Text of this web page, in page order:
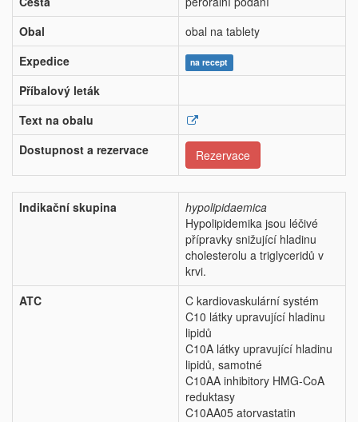
Obal
obal na tablety
Expedice
na recept
Příbalový leták
Text na obalu
Dostupnost a rezervace
Rezervace
Indikační skupina
hypolipidaemica
Hypolipidemika jsou léčivé
přípravky snižující hladinu
cholesterolu a triglyceridů v
krvi.
ATC
C kardiovaskulární systém
C10 látky upravující hladinu
lipidů
C10A látky upravující hladinu
lipidů, samotné
C10AA inhibitory HMG-CoA
reduktasy
C10AA05 atorvastatin